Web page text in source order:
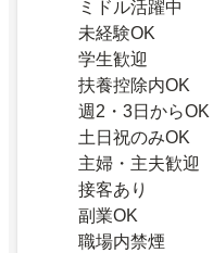
ミドル活躍中
未経験OK
学生歓迎
扶養控除内OK
週2・3日からOK
土日祝のみOK
主婦・主夫歓迎
接客あり
副業OK
職場内禁煙